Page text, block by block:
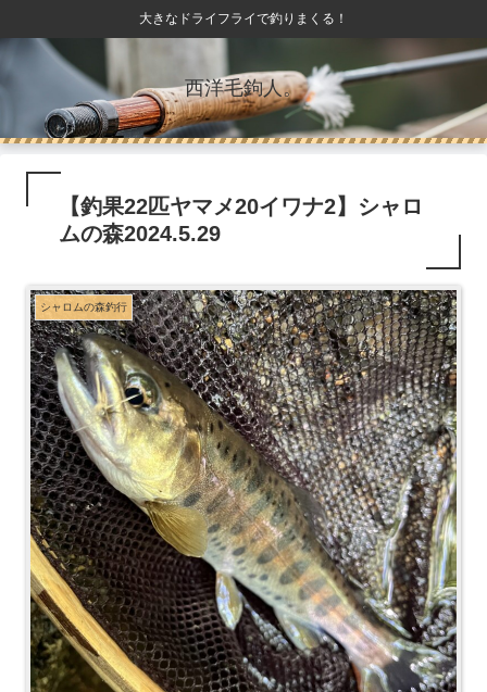
大きなドライフライで釣りまくる！
西洋毛鉤人。
【釣果22匹ヤマメ20イワナ2】シャロ
ムの森2024.5.29
シャロムの森釣行